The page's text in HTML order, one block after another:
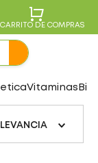
DE COMPRAS
Vitaminas